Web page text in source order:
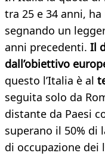
tra 25 e 34 anni,
segnando un
anni precedenti. Il
dall’obiettivo
questo l’Italia è al
seguita solo da
distante da Paesi
superano il 50% di
di occupazione